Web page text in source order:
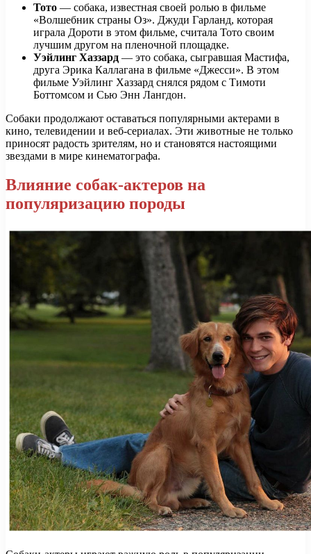
Тото — собака, известная своей ролью в фильме
«Волшебник страны Оз». Джуди Гарланд, которая
играла Дороти в этом фильме, считала Тото своим
лучшим другом на пленочной площадке.
Уэйлинг Хаззард — это собака, сыгравшая Мастифа,
друга Эрика Каллагана в фильме «Джесси». В этом
фильме Уэйлинг Хаззард снялся рядом с Тимоти
Боттомсом и Сью Энн Лангдон.
Собаки продолжают оставаться популярными актерами в
кино, телевидении и веб-сериалах. Эти животные не только
приносят радость зрителям, но и становятся настоящими
звездами в мире кинематографа.
Влияние собак-актеров на
популяризацию породы